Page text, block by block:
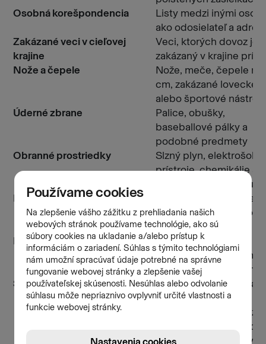
Osobná korešpondencia
Listy medzi inými
ako odosielateľ a
Zakázané veci v cieľovej
krajine
Veci, ktorých dovoz je
zakázaný v krajine
Nože a čepele
Nože, meče, čepele
cm, zakázané lovecké
alebo športové
Úderné zbrane
Palice, obušky,
baseballové pálky a
podobné predmety
Obranné prostriedky
Slzný plyn,
prístroje, chemikálie a
plyny na sebaobranu
Iné potenciálne zbrane
Čakany, dlhé nožnice,
nástroje, ktoré sa môžu
použiť ako zbraň
Napodobeniny zbraní
Imitačné zbrane,
pyrotechnika,
zbraňovým vzhľadom
Skaziteľné látky
Biologické látky
aj nenákazlivé), ktoré sa
rýchlo kazia alebo
dodržanie špeciálnych
podmienok prepravy,